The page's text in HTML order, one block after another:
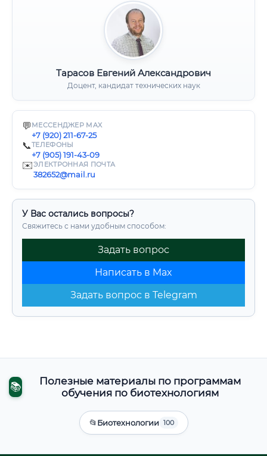
Тарасов Евгений Александрович
Доцент, кандидат технических наук
💬 МЕССЕНДЖЕР MAX
+7 (920) 211-67-25
📞ТЕЛЕФОНЫ
+7 (905) 191-43-09
✉️ЭЛЕКТРОННАЯ ПОЧТА
382652@mail.ru
У Вас остались вопросы?
Свяжитесь с нами удобным способом:
Задать вопрос
Написать в Max
Задать вопрос в Telegram
📚
Полезные материалы по программам
обучения по биотехнологиям
📂Биотехнологии 100